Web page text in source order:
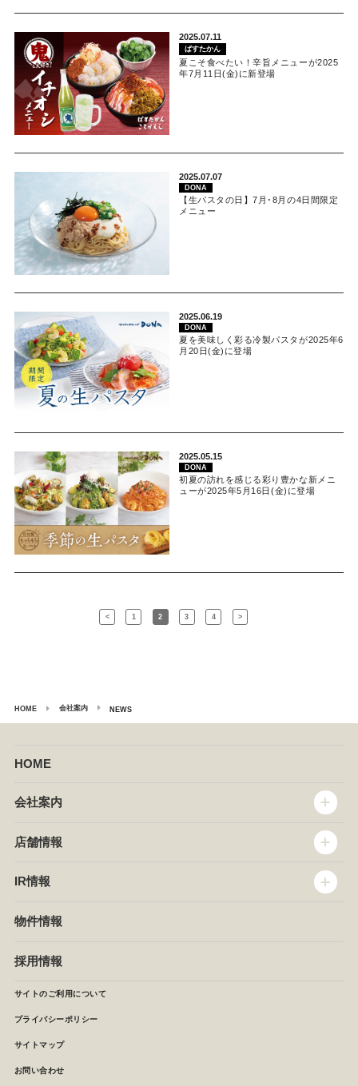
2025.07.11
ぱすたかん
夏こそ食べたい！辛旨メニューが2025
年7月11日(金)に新登場
2025.07.07
DONA
【生パスタの日】7月･8月の4日間限定
メニュー
2025.06.19
DONA
夏を美味しく彩る冷製パスタが2025年6
月20日(金)に登場
2025.05.15
DONA
初夏の訪れを感じる彩り豊かな新メニ
ューが2025年5月16日(金)に登場
< 1 2 3 4 >
HOME 会社案内 NEWS
HOME
会社案内
企業情報
セントラルキッチン
NEWS
店舗情報
椿屋珈琲
イタリアンダイニングDONA
店舗検索
IR情報
IRニュース
月次報告
決算短信
株主の皆様へ
よくあるご質問 (株主優待制度)
物件情報
採用情報
サイトのご利用について
プライバシーポリシー
サイトマップ
お問い合わせ